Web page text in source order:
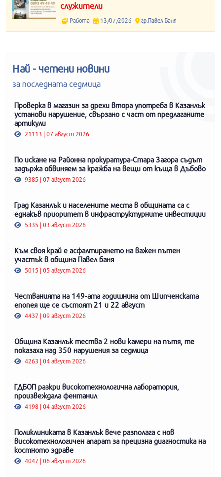
служители
Работа 13/07/2026 гр.Павел Баня
Най - четени новини
за последната седмица
Проверка в магазин за дрехи втора употреба в Казанлък
установи нарушение, свързано с част от предлаганите
артикули
21113 | 07 август 2026
По искане на Районна прокуратура-Стара Загора съдът
задържа обвиняем за кражба на вещи от къща в Дъбово
9385 | 07 август 2026
Град Казанлък и населените места в общината са с
еднакъв приоритет в инфраструктурните инвестиции
5335 | 03 август 2026
Към своя край е асфалтирането на важен пътен
участък в община Павел баня
5015 | 05 август 2026
Честванията на 149-ата годишнина от Шипченската
епопея ще се състоят 21 и 22 август
4437 | 09 август 2026
Община Казанлък тества 2 нови камери на пътя, те
показаха над 350 нарушения за седмица
4263 | 04 август 2026
ГДБОП разкри високотехнологична лаборатория,
произвеждала фентанил
4198 | 04 август 2026
Поликлиниката в Казанлък вече разполага с нов
високотехнологичен апарат за прецизна диагностика на
костното здраве
4047 | 06 август 2026